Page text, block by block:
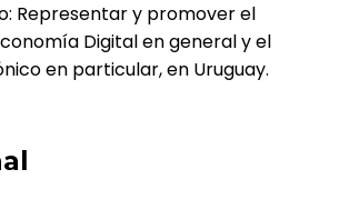
Representar y promover el
Digital en general y el
en particular, en Uruguay.